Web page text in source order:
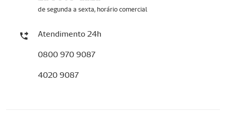
de segunda a sexta, horário comercial
Atendimento 24h
0800 970 9087
4020 9087